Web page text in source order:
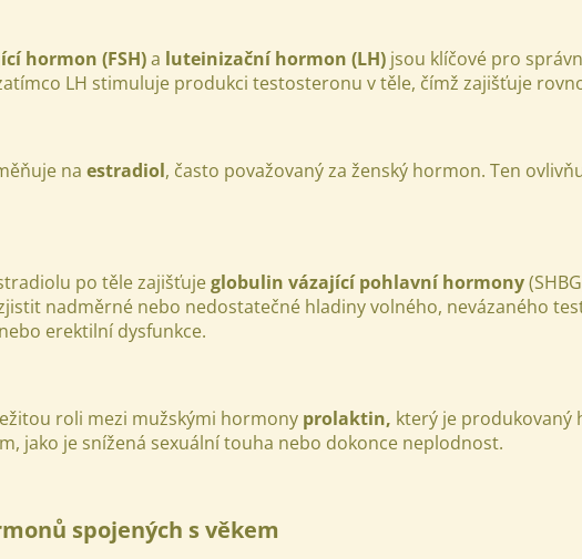
hormon (FSH)a luteinizační hormon (LH) jsou klíčové pro
LH stimuluje produkci testosteronu v těle, čímž zajišťuje
na estradiol, často považovaný za ženský hormon. Ten
po těle zajišťujeglobulin vázající pohlavní hormony
nadměrné nebo nedostatečné hladiny volného, nevázaného
erektilní dysfunkce.
roli mezi mužskými hormony prolaktin, který je produkovaný
jako je snížená sexuální touha nebo dokonce neplodnost.
spojených s věkem